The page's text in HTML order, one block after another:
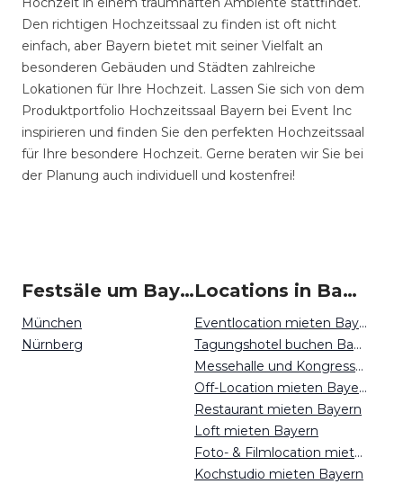
Den richtigen Hochzeitssaal zu finden ist oft nicht
einfach, aber Bayern bietet mit seiner Vielfalt an
besonderen Gebäuden und Städten zahlreiche
Lokationen für Ihre Hochzeit. Lassen Sie sich von dem
Produktportfolio Hochzeitssaal Bayern bei Event Inc
inspirieren und finden Sie den perfekten Hochzeitssaal
für Ihre besondere Hochzeit. Gerne beraten wir Sie bei
der Planung auch individuell und kostenfrei!
Festsäle um Bayern
München
Nürnberg
Locations in Bayern mieten
Eventlocation mieten Bayern
Tagungshotel buchen Bayern
Messehalle und Kongresszentrum mieten Bayern
Off-Location mieten Bayern
Restaurant mieten Bayern
Loft mieten Bayern
Foto- & Filmlocation mieten Bayern
Kochstudio mieten Bayern